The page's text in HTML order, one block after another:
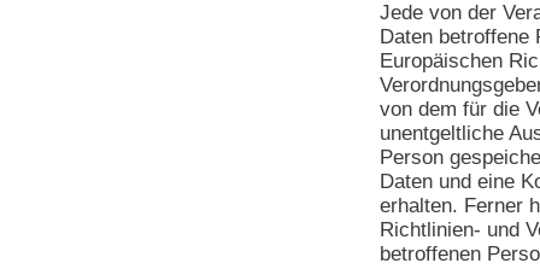
Jede von der
Daten betroffene
Europäischen
von dem für die
unentgeltliche
Person
Daten und eine
erhalten. Ferner
Richtlinien- und
betroffenen